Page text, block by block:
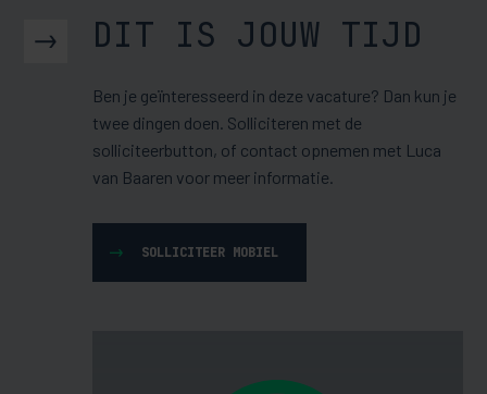
DIT IS JOUW TIJD
Ben je geïnteresseerd in deze vacature? Dan kun je
twee dingen doen. Solliciteren met de
solliciteerbutton, of contact opnemen met Luca
van Baaren voor meer informatie.
SOLLICITEER MOBIEL